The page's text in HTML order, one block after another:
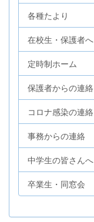
各種たより
在校生・保護者へ
定時制ホーム
保護者からの連絡
コロナ感染の連絡
事務からの連絡
中学生の皆さんへ
卒業生・同窓会